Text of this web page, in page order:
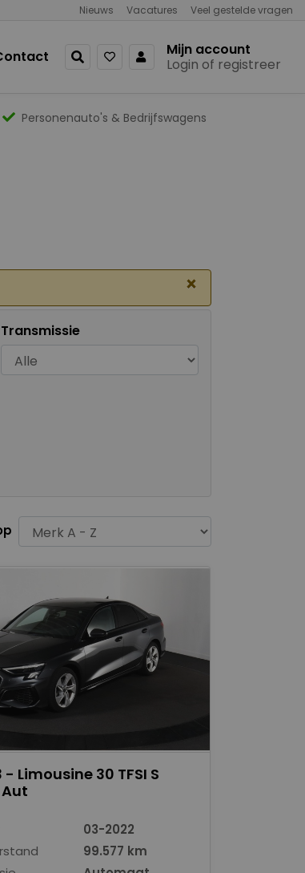
Nieuws Vacatures Veel gestelde vragen
Mijn account
Login of registreer
Personenauto's & Bedrijfswagens
×
Transmissie
Limousine 30 TFSI S
03-2022
99.577 km